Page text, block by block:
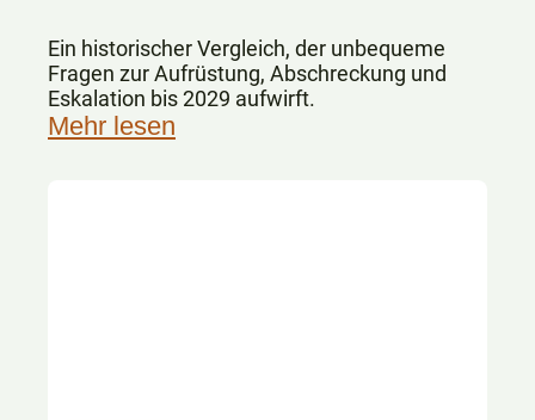
Ein historischer Vergleich, der unbequeme
Fragen zur Aufrüstung, Abschreckung und
Eskalation bis 2029 aufwirft.
Mehr lesen